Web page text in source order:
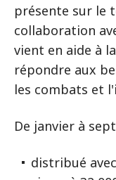
présente sur le
collaboration
vient en aide à
répondre aux
les combats et
De janvier à
distribué